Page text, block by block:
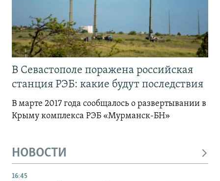
В Севастополе поражена российская
станция РЭБ: какие будут последствия
В марте 2017 года сообщалось о развертывании в
Крыму комплекса РЭБ «Мурманск-БН»
НОВОСТИ
16:45